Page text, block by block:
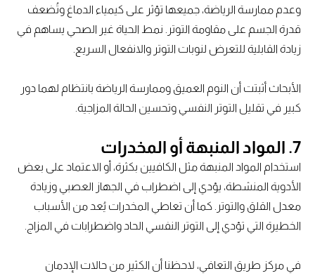
وعدم ممارسة الرياضة، جميعها تؤثر على كيمياء الدماغ وتُضعف
قدرة الجسم على مقاومة التوتر. نمط الحياة غير الصحي يساهم في
زيادة القابلية للتعرض لنوبات التوتر والانفعال السريع.
الأبحاث أثبتت أن النوم العميق وممارسة الرياضة بانتظام لهما دور
كبير في تقليل التوتر النفسي وتحسين الحالة المزاجية.
7. المواد المنبهة أو المخدرات
استخدام المواد المنبهة مثل الكافيين بكثرة، أو الاعتماد على بعض
الأدوية المنشطة، يؤدي إلى اضطراب في الجهاز العصبي وزيادة
معدل القلق والتوتر. كما أن تعاطي المخدرات يُعد من الأسباب
الخطيرة التي تؤدي إلى التوتر النفسي الحاد واضطرابات في المزاج.
في مركز طريق التعافي، لاحظنا أن الكثير من حالات الإدمان